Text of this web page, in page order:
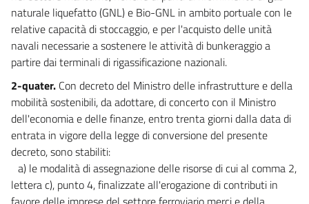
naturale liquefatto (GNL) e Bio-GNL in ambito portuale con le
relative capacità di stoccaggio, e per l'acquisto delle unità
navali necessarie a sostenere le attività di bunkeraggio a
partire dai terminali di rigassificazione nazionali.
2-quater. Con decreto del Ministro delle infrastrutture e della
mobilità sostenibili, da adottare, di concerto con il Ministro
dell'economia e delle finanze, entro trenta giorni dalla data di
entrata in vigore della legge di conversione del presente
decreto, sono stabiliti:
a) le modalità di assegnazione delle risorse di cui al comma 2,
lettera c), punto 4, finalizzate all'erogazione di contributi in